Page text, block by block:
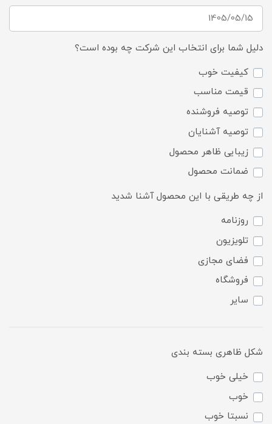
دلیل شما برای انتخاب این شرکت چه بوده است؟
کیفیت خوب
قیمت مناسب
توصیه فروشنده
توصیه آشنایان
زیبایی ظاهر محصول
ضمانت محصول
از چه طریقی با این محصول آشنا شدید
روزنامه
تلویزیون
فضای مجازی
فروشگاه
سایر
شکل ظاهری بسته بندی
خیلی خوب
خوب
نسبتا خوب